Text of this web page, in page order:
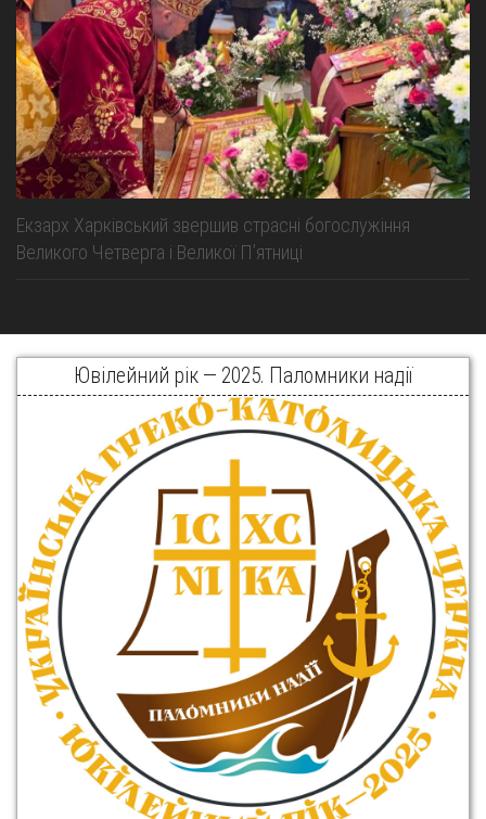
Екзарх Харківський звершив страсні богослужіння
Великого Четверга і Великої Пʼятниці
Ювілейний рік — 2025. Паломники надії